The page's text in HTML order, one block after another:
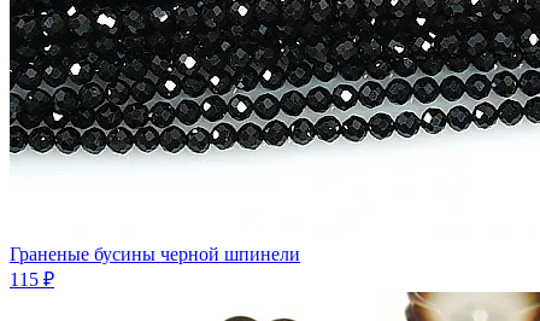
Граненые бусины черной шпинели
115 ₽